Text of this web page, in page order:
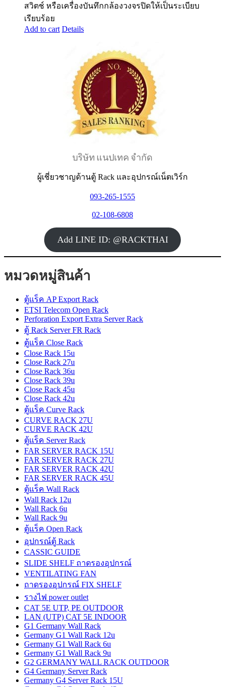
สวิตช์ หรือเครื่องบันทึกกล้องวงจรปิดให้เป็นระเบียบ
เรียบร้อย
Add to cart Details
บริษัท แนปเทค จำกัด
ผู้เชี่ยวชาญด้านตู้ Rack และอุปกรณ์เน็ตเวิร์ก
093-265-1555
02-108-6808
Add LINE ID: @RACKTHAI
หมวดหมู่สินค้า
ตู้แร็ค AP Export Rack
ETSI Telecom Open Rack
Perforation Export Extra Server Rack
ตู้ Rack Server FR Rack
ตู้แร็ค Close Rack
Close Rack 15u
Close Rack 27u
Close Rack 36u
Close Rack 39u
Close Rack 45u
Close Rack 42u
ตู้แร็ค Curve Rack
CURVE RACK 27U
CURVE RACK 42U
ตู้แร็ค Server Rack
FAR SERVER RACK 15U
FAR SERVER RACK 27U
FAR SERVER RACK 42U
FAR SERVER RACK 45U
ตู้แร็ค Wall Rack
Wall Rack 12u
Wall Rack 6u
Wall Rack 9u
ตู้แร็ค Open Rack
อุปกรณ์ตู้ Rack
CASSIC GUIDE
SLIDE SHELF ถาดรองอุปกรณ์
VENTILATING FAN
ถาดรองอุปกรณ์ FIX SHELF
รางไฟ power outlet
CAT 5E UTP, PE OUTDOOR
LAN (UTP) CAT 5E INDOOR
G1 Germany Wall Rack
Germany G1 Wall Rack 12u
Germany G1 Wall Rack 6u
Germany G1 Wall Rack 9u
G2 GERMANY WALL RACK OUTDOOR
G4 Germany Server Rack
Germany G4 Server Rack 15U